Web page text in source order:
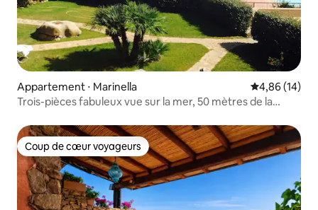
Appartement ⋅ Marinella Évaluation
4,86 (14)
Trois-pièces fabuleux vue sur la mer, 50 mètres de la
Coup de cœur voyageurs
Coup de cœur voyageurs